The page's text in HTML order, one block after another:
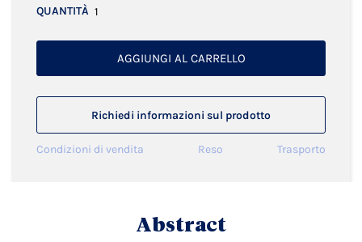
QUANTITÀ
AGGIUNGI AL CARRELLO
Richiedi informazioni sul prodotto
Condizioni di vendita Reso Trasporto
Abstract